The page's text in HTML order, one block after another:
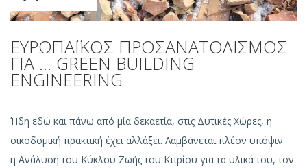
ΕΥΡΩΠΑΪΚΟΣ ΠΡΟΣΑΝΑΤΟΛΙΣΜΟΣ
ΓΙΑ … GREEN BUILDING
ENGINEERING
Ήδη εδώ και πάνω από μία δεκαετία, στις Δυτικές Χώρες, η
οικοδομική πρακτική έχει αλλάξει. Λαμβάνεται πλέον υπόψιν
η Ανάλυση του Κύκλου Ζωής του Κτιρίου για τα υλικά του, τον